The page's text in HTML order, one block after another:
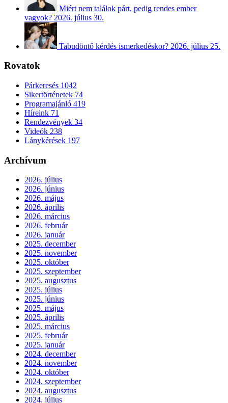
Miért nem találok párt, pedig rendes ember
vagyok? 2026. július 30.
Tabudöntő kérdés ismerkedéskor? 2026. július 25.
Rovatok
Párkeresés 1042
Sikertörténetek 74
Programajánló 419
Híreink 71
Rendezvények 34
Videók 238
Lánykérések 197
Archívum
2026. július
2026. június
2026. május
2026. április
2026. március
2026. február
2026. január
2025. december
2025. november
2025. október
2025. szeptember
2025. augusztus
2025. július
2025. június
2025. május
2025. április
2025. március
2025. február
2025. január
2024. december
2024. november
2024. október
2024. szeptember
2024. augusztus
2024. július